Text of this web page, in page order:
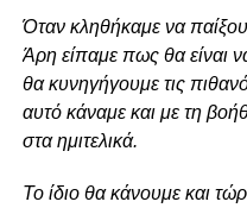
Όταν κληθήκαμε να
Άρη είπαμε πως θα είναι
θα κυνηγήγουμε τις
αυτό κάναμε και με τη
στα ημιτελικά.
Το ίδιο θα κάνουμε και